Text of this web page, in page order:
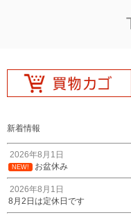
新着情報
2026年8月1日
NEW! お盆休み
2026年8月1日
8月2日は定休日です